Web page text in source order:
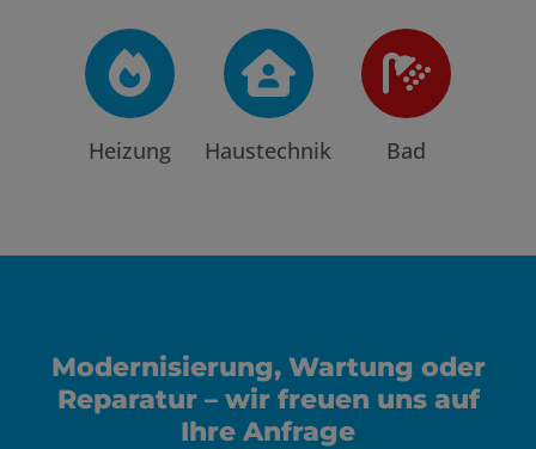
Heizung Haustechnik Bad
Modernisierung, Wartung oder
Reparatur – wir freuen uns auf
Ihre Anfrage